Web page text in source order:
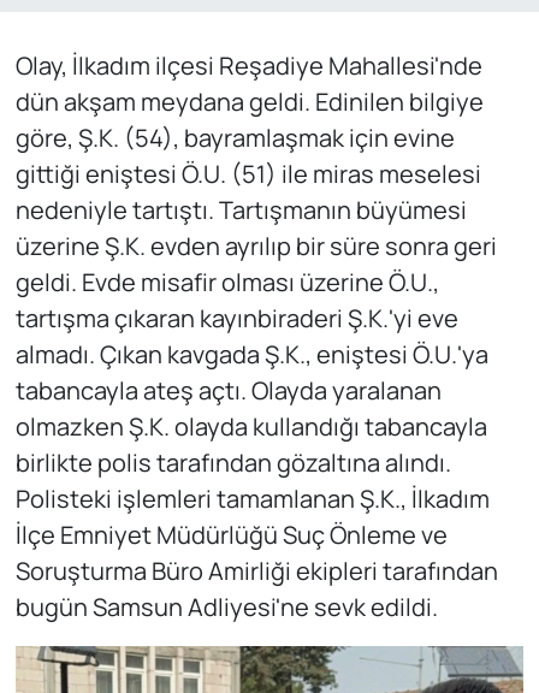
Olay, İlkadım ilçesi Reşadiye Mahallesi'nde
dün akşam meydana geldi. Edinilen bilgiye
göre, Ş.K. (54), bayramlaşmak için evine
gittiği eniştesi Ö.U. (51) ile miras meselesi
nedeniyle tartıştı. Tartışmanın büyümesi
üzerine Ş.K. evden ayrılıp bir süre sonra geri
geldi. Evde misafir olması üzerine Ö.U.,
tartışma çıkaran kayınbiraderi Ş.K.'yi eve
almadı. Çıkan kavgada Ş.K., eniştesi Ö.U.'ya
tabancayla ateş açtı. Olayda yaralanan
olmazken Ş.K. olayda kullandığı tabancayla
birlikte polis tarafından gözaltına alındı.
Polisteki işlemleri tamamlanan Ş.K., İlkadım
İlçe Emniyet Müdürlüğü Suç Önleme ve
Soruşturma Büro Amirliği ekipleri tarafından
bugün Samsun Adliyesi'ne sevk edildi.